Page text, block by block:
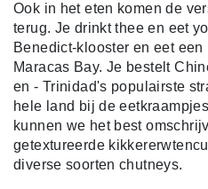
Ook in het eten komen de
terug. Je drinkt thee en eet
Benedict-klooster en eet
Maracas Bay. Je bestelt
en - Trinidad's populairste
hele land bij de
kunnen we het best
getextureerde
diverse soorten chutneys.